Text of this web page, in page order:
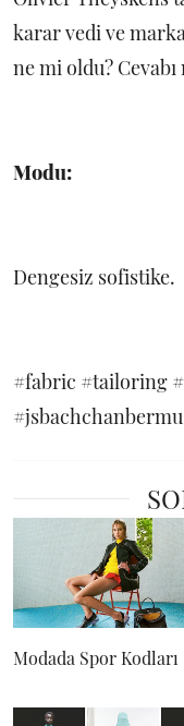
karar vedi ve
ne mi oldu?
Modu:
Dengesiz sofistike.
#fabric #tailoring
Modada Spor Kodları